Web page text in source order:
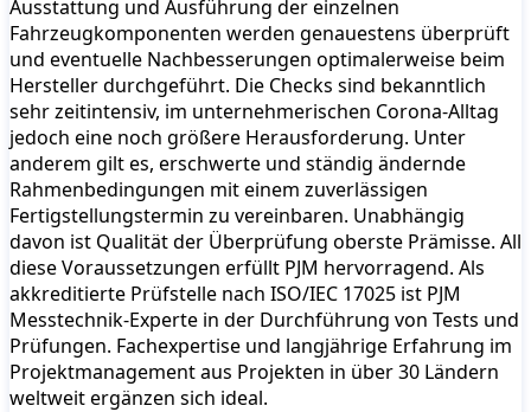
Ausstattung und Ausführung der einzelnen
Fahrzeugkomponenten werden genauestens überprüft
und eventuelle Nachbesserungen optimalerweise beim
Hersteller durchgeführt. Die Checks sind bekanntlich
sehr zeitintensiv, im unternehmerischen Corona-Alltag
jedoch eine noch größere Herausforderung. Unter
anderem gilt es, erschwerte und ständig ändernde
Rahmenbedingungen mit einem zuverlässigen
Fertigstellungstermin zu vereinbaren. Unabhängig
davon ist Qualität der Überprüfung oberste Prämisse. All
diese Voraussetzungen erfüllt PJM hervorragend. Als
akkreditierte Prüfstelle nach ISO/IEC 17025 ist PJM
Messtechnik-Experte in der Durchführung von Tests und
Prüfungen. Fachexpertise und langjährige Erfahrung im
Projektmanagement aus Projekten in über 30 Ländern
weltweit ergänzen sich ideal.